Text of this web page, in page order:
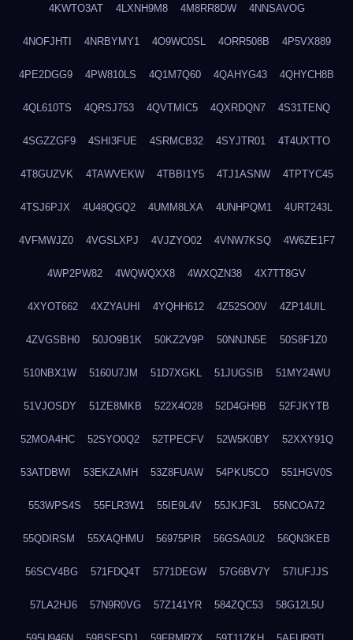
4KWTO3AT 4LXNH9M8 4M8RR8DW 4NNSAVOG
4NOFJHTI 4NRBYMY1 4O9WC0SL 4ORR508B 4P5VX889
4PE2DGG9 4PW810LS 4Q1M7Q60 4QAHYG43 4QHYCH8B
4QL610TS 4QRSJ753 4QVTMIC5 4QXRDQN7 4S31TENQ
4SGZZGF9 4SHI3FUE 4SRMCB32 4SYJTR01 4T4UXTTO
4T8GUZVK 4TAWVEKW 4TBBI1Y5 4TJ1ASNW 4TPTYC45
4TSJ6PJX 4U48QGQ2 4UMM8LXA 4UNHPQM1 4URT243L
4VFMWJZ0 4VGSLXPJ 4VJZYO02 4VNW7KSQ 4W6ZE1F7
4WP2PW82 4WQWQXX8 4WXQZN38 4X7TT8GV
4XYOT662 4XZYAUHI 4YQHH612 4Z52SO0V 4ZP14UIL
4ZVGSBH0 50JO9B1K 50KZ2V9P 50NNJN5E 50S8F1Z0
510NBX1W 5160U7JM 51D7XGKL 51JUGSIB 51MY24WU
51VJOSDY 51ZE8MKB 522X4O28 52D4GH9B 52FJKYTB
52MOA4HC 52SYO0Q2 52TPECFV 52W5K0BY 52XXY91Q
53ATDBWI 53EKZAMH 53Z8FUAW 54PKU5CO 551HGV0S
553WPS4S 55FLR3W1 55IE9L4V 55JKJF3L 55NCOA72
55QDIRSM 55XAQHMU 56975PIR 56GSA0U2 56QN3KEB
56SCV4BG 571FDQ4T 5771DEGW 57G6BV7Y 57IUFJJS
57LA2HJ6 57N9R0VG 57Z141YR 584ZQC53 58G12L5U